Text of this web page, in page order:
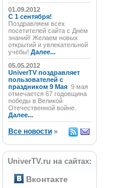
01.09.2012
C 1 сентября!
Поздравляем всех
посетителей сайта с Днём
знаний! Желаем новых
открытий и увлекательной
учёбы! Далее...
05.05.2012
UniverTV поздравляет
пользователей с
праздником 9 Мая 9 мая
отмечается 67 годовщина
победы в Великой
Отечественной войне.
Далее...
Все новости»
UniverTV.ru на сайтах:
Вконтакте